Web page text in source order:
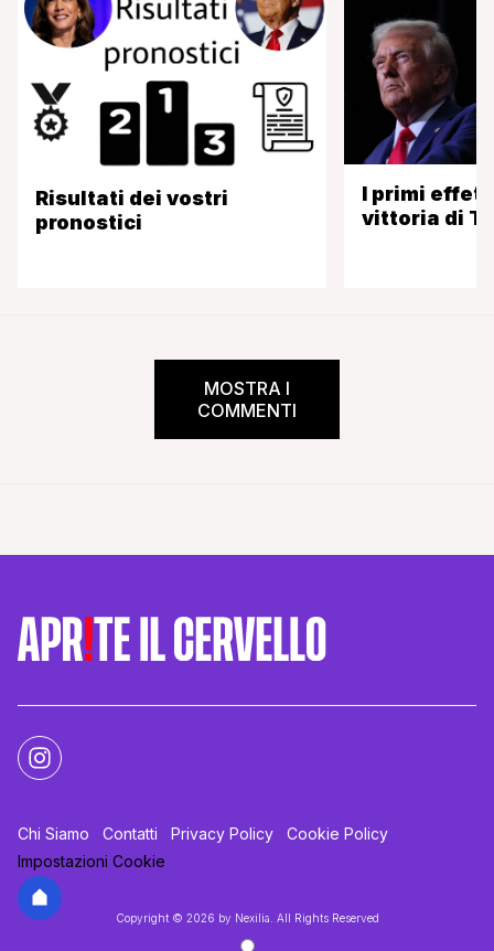
Risultati dei vostri
pronostici
I primi
vittoria di
MOSTRA I
COMMENTI
Chi Siamo Contatti Privacy Policy
Cookie Policy
Impostazioni Cookie
Copyright © 2026 by Nexilia. All Rights Reserved